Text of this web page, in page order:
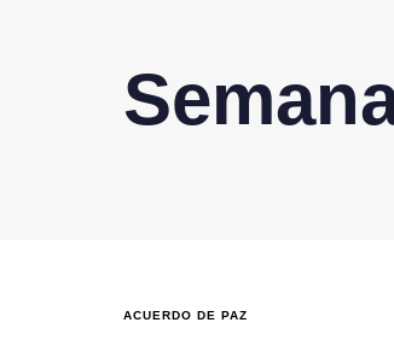
ACUERDO DE PAZ